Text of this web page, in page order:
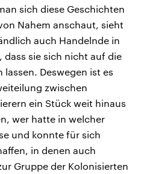
sich diese Geschichten
Nahem anschaut, sieht
auch Handelnde in
sie sich nicht auf die
lassen. Deswegen ist es
zwischen
ein Stück weit hinaus
wer hatte in welcher
und konnte für sich
in denen auch
Gruppe der Kolonisierten